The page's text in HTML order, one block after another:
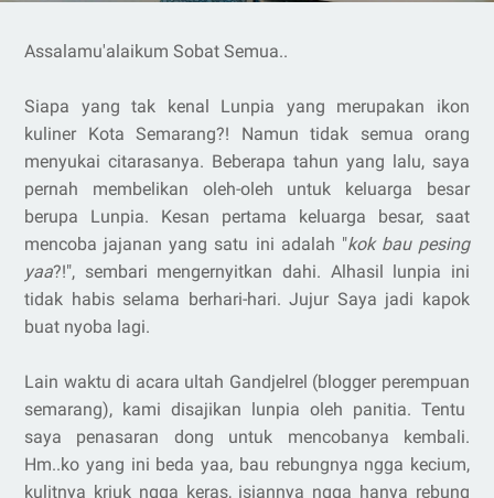
Assalamu'alaikum Sobat Semua..
Siapa yang tak kenal Lunpia yang merupakan ikon
kuliner Kota Semarang?! Namun tidak semua orang
menyukai citarasanya. Beberapa tahun yang lalu, saya
pernah membelikan oleh-oleh untuk keluarga besar
berupa Lunpia. Kesan pertama keluarga besar, saat
mencoba jajanan yang satu ini adalah "kok bau pesing
yaa?!", sembari mengernyitkan dahi. Alhasil lunpia ini
tidak habis selama berhari-hari. Jujur Saya jadi kapok
buat nyoba lagi.
Lain waktu di acara ultah Gandjelrel (blogger perempuan
semarang), kami disajikan lunpia oleh panitia. Tentu
saya penasaran dong untuk mencobanya kembali.
Hm..ko yang ini beda yaa, bau rebungnya ngga kecium,
kulitnya kriuk ngga keras, isiannya ngga hanya rebung